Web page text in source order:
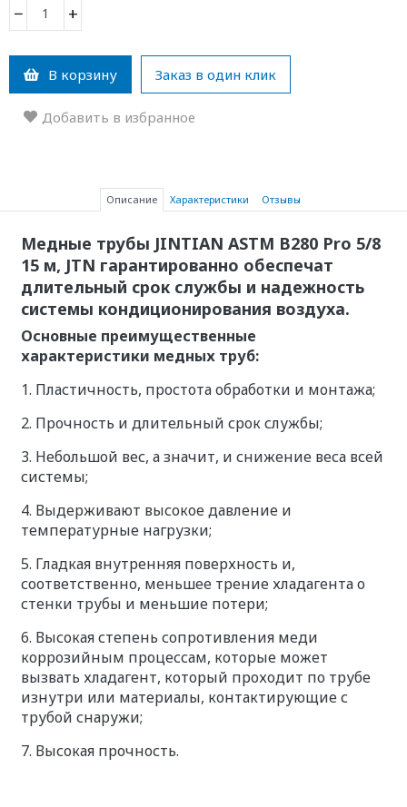
− +
В корзину Заказ в один клик
Добавить в избранное
Описание Характеристики Отзывы
Медные трубы JINTIAN ASTM B280 Pro 5/8
15 м, JTN гарантированно обеспечат
длительный срок службы и надежность
системы кондиционирования воздуха.
Основные преимущественные
характеристики медных труб:
1. Пластичность, простота обработки и монтажа;
2. Прочность и длительный срок службы;
3. Небольшой вес, а значит, и снижение веса всей
системы;
4. Выдерживают высокое давление и
температурные нагрузки;
5. Гладкая внутренняя поверхность и,
соответственно, меньшее трение хладагента о
стенки трубы и меньшие потери;
6. Высокая степень сопротивления меди
коррозийным процессам, которые может
вызвать хладагент, который проходит по трубе
изнутри или материалы, контактирующие с
трубой снаружи;
7. Высокая прочность.